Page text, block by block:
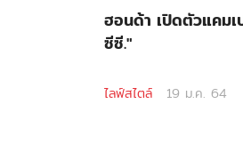
ฮอนด้า เปิดตัวแคม
ซีซี."
ไลฟ์สไตล์ 19 ม.ค. 64